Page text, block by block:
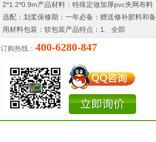
2*1.2*0.9m产品材料：特殊定做加厚pvc夹网布料
选配：划桨保修期：一年必备：赠送修补胶料和备
用材料包装：软包装产品特点：1、全部
订购热线： 400-6280-847